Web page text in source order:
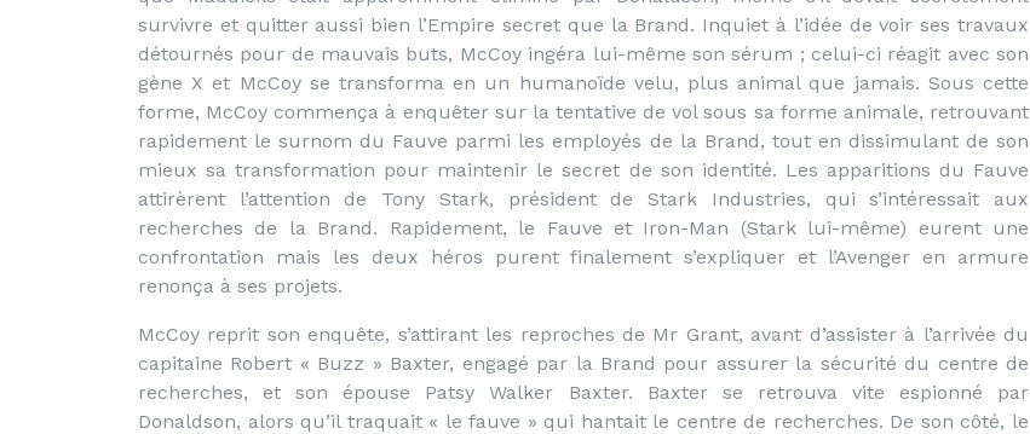
survivre et quitter aussi bien l’Empire secret que la Brand. Inquiet à l’idée de voir ses travaux
détournés pour de mauvais buts, McCoy ingéra lui-même son sérum ; celui-ci réagit avec son
gène X et McCoy se transforma en un humanoïde velu, plus animal que jamais. Sous cette
forme, McCoy commença à enquêter sur la tentative de vol sous sa forme animale, retrouvant
rapidement le surnom du Fauve parmi les employés de la Brand, tout en dissimulant de son
mieux sa transformation pour maintenir le secret de son identité. Les apparitions du Fauve
attirèrent l’attention de Tony Stark, président de Stark Industries, qui s’intéressait aux
recherches de la Brand. Rapidement, le Fauve et Iron-Man (Stark lui-même) eurent une
confrontation mais les deux héros purent finalement s’expliquer et l’Avenger en armure
renonça à ses projets.
McCoy reprit son enquête, s’attirant les reproches de Mr Grant, avant d’assister à l’arrivée du
capitaine Robert « Buzz » Baxter, engagé par la Brand pour assurer la sécurité du centre de
recherches, et son épouse Patsy Walker Baxter. Baxter se retrouva vite espionné par
Donaldson, alors qu’il traquait « le fauve » qui hantait le centre de recherches. De son côté, le